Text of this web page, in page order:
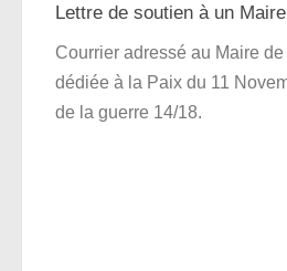
Lettre de soutien à un
Courrier adressé au Maire
dédiée à la Paix du 11
de la guerre 14/18.